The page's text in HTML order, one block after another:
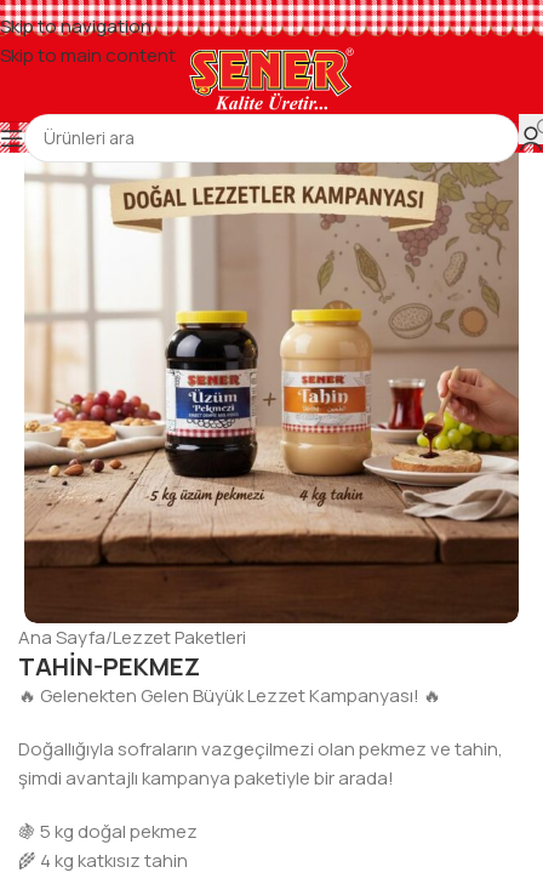
Skip to navigation
Skip to main content
Ana Sayfa/Lezzet Paketleri
TAHİN-PEKMEZ
🔥 Gelenekten Gelen Büyük Lezzet Kampanyası! 🔥
Doğallığıyla sofraların vazgeçilmezi olan pekmez ve tahin,
şimdi avantajlı kampanya paketiyle bir arada!
🍇 5 kg doğal pekmez
🌾 4 kg katkısız tahin